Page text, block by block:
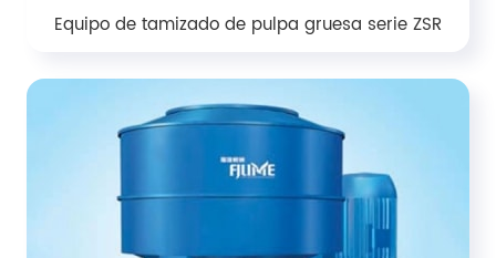
Equipo de tamizado de pulpa gruesa serie ZSR